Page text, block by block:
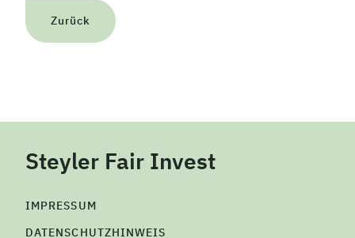
Zurück
Steyler Fair Invest
IMPRESSUM
DATENSCHUTZHINWEIS